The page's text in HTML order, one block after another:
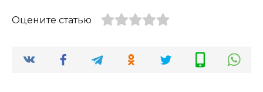
Оцените статью